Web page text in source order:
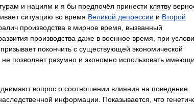
и нациям и я бы предпочёл принести клятву
ситуацию во время Великой депрессии и Второй
производства в мирное время
вызванный
производства даже в военное время при
призывает покончить с существующей экономической
не позволяет разумно и экономно использовать
вопрос о соотношении влияния на поведение
информации Показывается что